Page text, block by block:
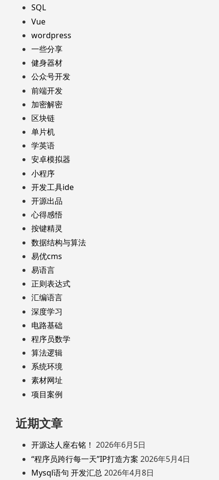
SQL
Vue
wordpress
一些分享
健身器材
公众号开发
前端开发
加密解密
区块链
单片机
学英语
安卓模拟器
小程序
开发工具ide
开源出品
心得感悟
按键精灵
数据结构与算法
易优cms
易语言
正则表达式
汇编语言
深度学习
电路基础
程序员数学
算法逻辑
系统环境
素材网址
项目案例
近期文章
开源达人座右铭！ 2026年6月5日
“程序员跨行每一天”IP打造方案 2026年5月4日
Mysql语句 开发汇总 2026年4月8日